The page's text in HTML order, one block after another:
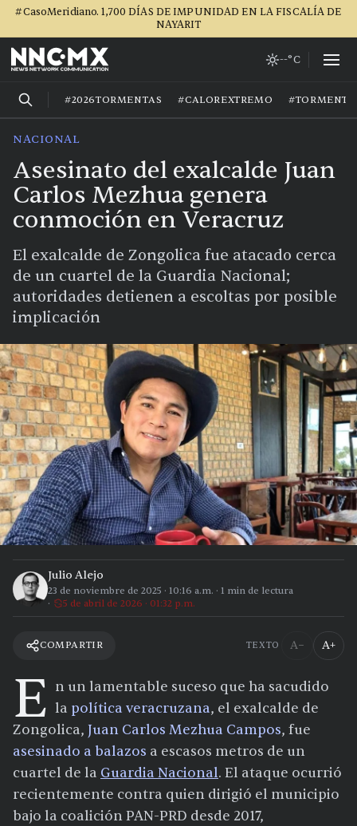
#CasoMeridiano. 1,700 DÍAS DE IMPUNIDAD EN LA FISCALÍA DE
NAYARIT
--°C
#2026TORMENTAS #CALOREXTREMO
NACIONAL
Asesinato del exalcalde Juan
Carlos Mezhua genera
conmoción en Veracruz
El exalcalde de Zongolica fue atacado cerca
de un cuartel de la Guardia Nacional;
autoridades detienen a escoltas por posible
implicación
Julio Alejo
23 de noviembre de 2025 · 10:16 a.m. · 1 min de lectura
5 de abril de 2026 · 01:32 p.m.
COMPARTIR TEXTO A− A+
E n un lamentable suceso que ha sacudido
la política veracruzana, el exalcalde de
Zongolica, Juan Carlos Mezhua Campos, fue
asesinado a balazos a escasos metros de un
cuartel de la Guardia Nacional. El ataque ocurrió
recientemente contra quien dirigió el municipio
bajo la coalición PAN-PRD desde 2017,